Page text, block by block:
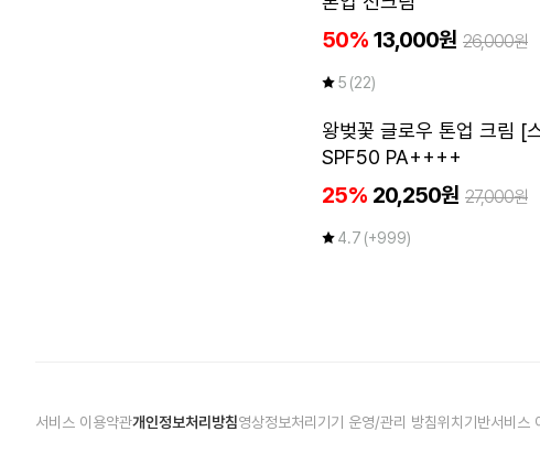
50% 13,000원 26,000원
5 (22)
왕벚꽃 글로우 톤업 크림 [
SPF50 PA++++
25% 20,250원 27,000원
4.7 (+999)
서비스 이용약관개인정보처리방침영상정보처리기기 운영/관리 방침위치기반서비스